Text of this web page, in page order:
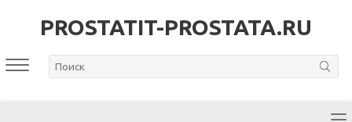
PROSTATIT-PROSTATA.RU